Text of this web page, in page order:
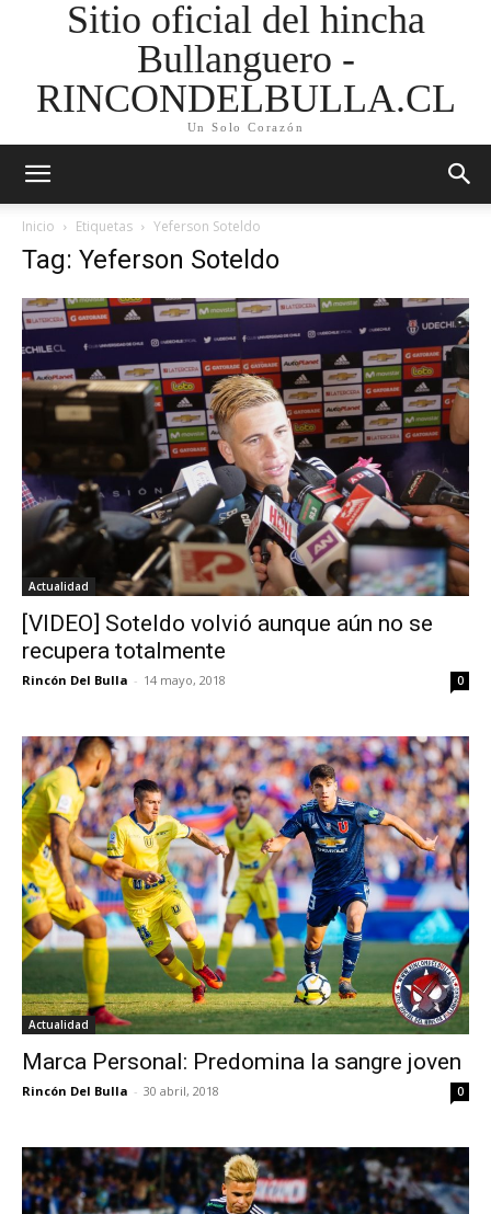
Sitio oficial del hincha
Bullanguero -
RINCONDELBULLA.CL
Un Solo Corazón
Inicio Etiquetas Yeferson Soteldo
Tag: Yeferson Soteldo
Actualidad
[VIDEO] Soteldo volvió aunque aún no se
recupera totalmente
Rincón Del Bulla - 14 mayo, 2018 0
Actualidad
Marca Personal: Predomina la sangre joven
Rincón Del Bulla - 30 abril, 2018 0